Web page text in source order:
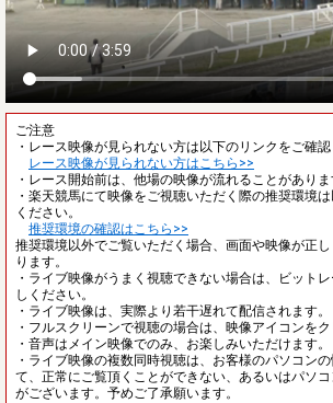
ご注意
・レース映像が見られない方は以下のリンクをご確認
レース映像が見られない方はこちら>>
・レース開始前は、他場の映像が流れることがありま
・楽天競馬にて映像をご視聴いただく際の推奨環境
ください。
推奨環境の確認はこちら>>
推奨環境以外でご覧いただく場合、画面や映像が正
ります。
・ライブ映像がうまく視聴できない場合は、ビット
しください。
・ライブ映像は、実際より若干遅れて配信されます。
・フルスクリーンで視聴の場合は、映像アイコンをク
・音声はメイン映像でのみ、お楽しみいただけます。
・ライブ映像の複数同時視聴は、お客様のパソコン
て、正常にご覧頂くことができない、あるいはパソ
がございます。予めご了承願います。